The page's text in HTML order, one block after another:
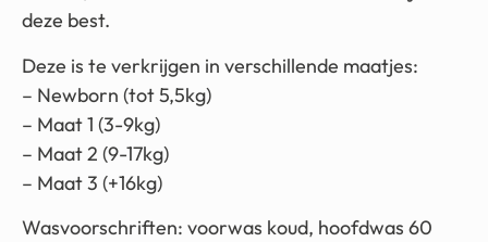
deze best.
Deze is te verkrijgen in verschillende maatjes:
– Newborn (tot 5,5kg)
– Maat 1 (3-9kg)
– Maat 2 (9-17kg)
– Maat 3 (+16kg)
Wasvoorschriften: voorwas koud, hoofdwas 60